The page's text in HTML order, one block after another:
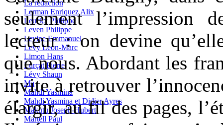
La redaction
Lerman Enriquez Alix
Leuckx Philippe
Leven Philippe
Levine Emmanuel
Levy Leon-Marc
Limon Hans
Lurçat Pierre
Lévy Shaun
Ma
Mahdi Yasmina
Mahdi Yasmina et Didier Ayres
Makutu Joseph-Hubert
Martell Paul
seulement l’impression
lecteur : on devine
que nous. Abordant les
invite à retrouver
élargir, au fil des pages,